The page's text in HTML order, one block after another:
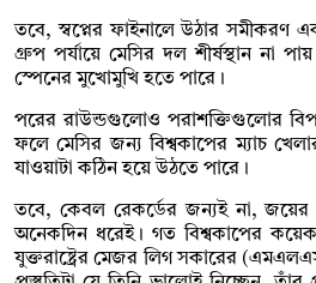
তবে, স্বপ্নের ফাইনালে উঠার সমীকরণ
গ্রুপ পর্যায়ে মেসির দল শীর্ষস্থান না
স্পেনের মুখোমুখি হতে পারে।
পরের রাউন্ডগুলোও পরাশক্তিগুলোর
ফলে মেসির জন্য বিশ্বকাপের ম্যাচ
যাওয়াটা কঠিন হয়ে উঠতে পারে।
তবে, কেবল রেকর্ডের জন্যই না, জয়ের
অনেকদিন ধরেই। গত বিশ্বকাপের
যুক্তরাষ্ট্রের মেজর লিগ সকারের